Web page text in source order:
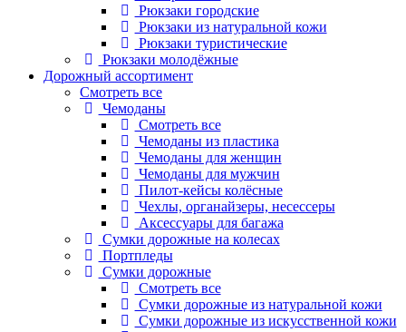
Рюкзаки городские
Рюкзаки из натуральной кожи
Рюкзаки туристические
Рюкзаки молодёжные
Дорожный ассортимент
Смотреть все
Чемоданы
Смотреть все
Чемоданы из пластика
Чемоданы для женщин
Чемоданы для мужчин
Пилот-кейсы колёсные
Чехлы, органайзеры, несессеры
Аксессуары для багажа
Сумки дорожные на колесах
Портпледы
Сумки дорожные
Смотреть все
Сумки дорожные из натуральной кожи
Сумки дорожные из искусственной кожи